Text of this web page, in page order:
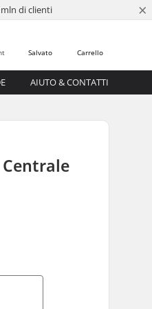
di clienti ×
Carrello
Salvato
AIUTO & CONTATTI